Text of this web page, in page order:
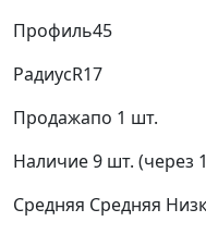
Профиль45
РадиусR17
Продажапо 1 шт.
Наличие9 шт. (через
Средняя Средняя